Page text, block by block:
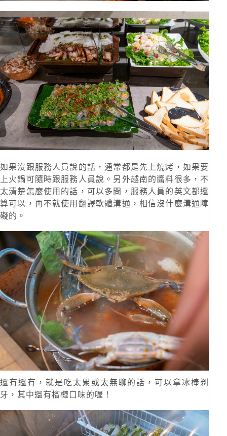
如果沒跟服務人員說的話，通常都是先上燒烤，如果要
上火鍋可隨時跟服務人員說。另外越南的醬料很多，不
太清楚怎麼使用的話，可以多問，服務人員的英文都還
算可以，再不就使用翻譯軟體溝通，相信沒什麼溝通障
礙的。
還有還有，就是吃太累或太無聊的話，可以拿冰棒剃
牙，其中還有榴槤口味的喔！